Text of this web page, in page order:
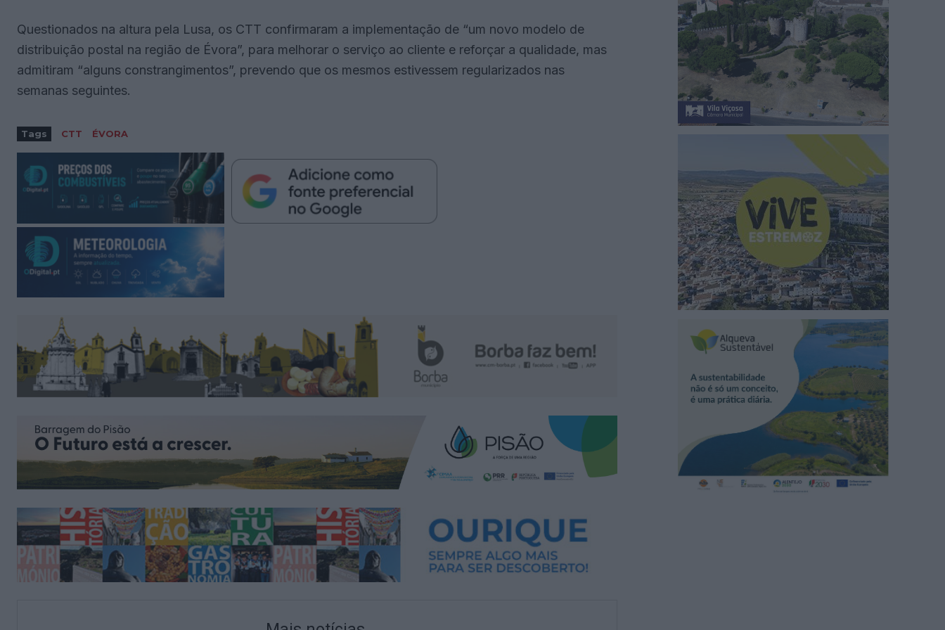
Questionados na altura pela Lusa, os CTT confirmaram a implementação de “um novo modelo de
distribuição postal na região de Évora”, para melhorar o serviço ao cliente e reforçar a qualidade, mas
admitiram “alguns constrangimentos”, prevendo que os mesmos estivessem regularizados nas
semanas seguintes.
Tags CTT ÉVORA